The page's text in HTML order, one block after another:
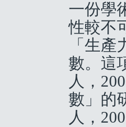
一份學
性較不
「生
數。這
人，
數」的
人，